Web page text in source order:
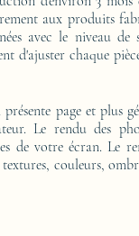
aux produits
avec le niveau
d'ajuster chaque
page et plus
Le rendu des
de votre écran. Le
couleurs,